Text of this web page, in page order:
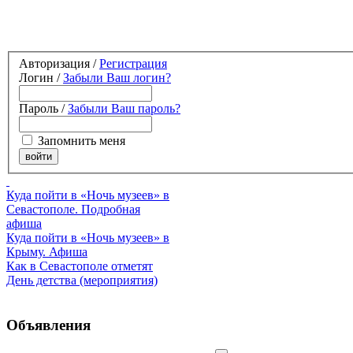
Авторизация /Регистрация
Логин /Забыли Ваш логин?
Пароль /Забыли Ваш пароль?
Запомнить меня
Куда пойти в «Ночь музеев» в
Севастополе. Подробная
афиша
Куда пойти в «Ночь музеев» в
Крыму. Афиша
Как в Севастополе отметят
День детства (мероприятия)
Объявления